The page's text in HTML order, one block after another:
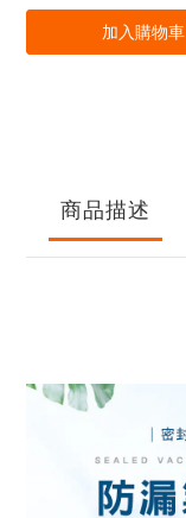
加入購物車
商品描述